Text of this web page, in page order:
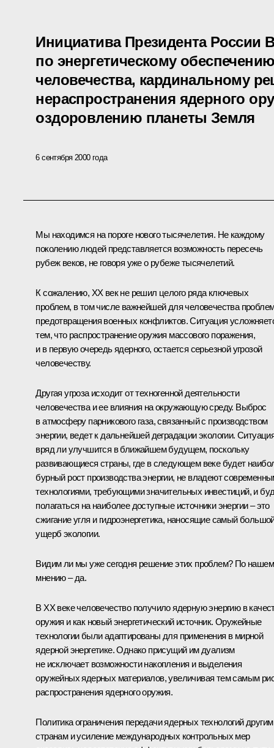
Инициатива Президента России
по энергетическому
человечества, кардинальному
нераспространения ядерного
оздоровлению планеты Земля
6 сентября 2000 года
Мы находимся на пороге нового тысячелетия. Не каждому
поколению людей представляется возможность пересечь
рубеж веков, не говоря уже о рубеже тысячелетий.
К сожалению, ХХ век не решил целого ряда ключевых
проблем, в том числе важнейшей для человечества
предотвращения военных конфликтов. Ситуация
тем, что распространение оружия массового поражения,
и в первую очередь ядерного, остается серьезной угрозой
человечеству.
Другая угроза исходит от техногенной деятельности
человечества и ее влияния на окружающую среду. Выброс
в атмосферу парникового газа, связанный с производством
энергии, ведет к дальнейшей деградации экологии.
вряд ли улучшится в ближайшем будущем, поскольку
развивающиеся страны, где в следующем веке будет
бурный рост производства энергии, не владеют
технологиями, требующими значительных инвестиций, и
полагаться на наиболее доступные источники энергии – это
сжигание угля и гидроэнергетика, наносящие самый
ущерб экологии.
Видим ли мы уже сегодня решение этих проблем? По
мнению – да.
В ХХ веке человечество получило ядерную энергию в
оружия и как новый энергетический источник. Оружейные
технологии были адаптированы для применения в мирной
ядерной энергетике. Однако присущий им дуализм
не исключает возможности накопления и выделения
оружейных ядерных материалов, увеличивая тем самым
распространения ядерного оружия.
Политика ограничения передачи ядерных технологий другим
странам и усиление международных контрольных мер